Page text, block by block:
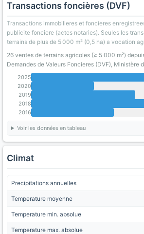
Transactions foncières (DVF)
Transactions immobilieres et foncieres
publicite fonciere (actes notaries). Seules les
terrains de plus de 5 000 m² (0,5 ha) a vocation
26 ventes de terrains agricoles (≥ 5 000 m²)
Demandes de Valeurs Foncieres (DVF), Ministère
2025
2020
2019
2018
2016
Voir les données en tableau
Climat
Precipitations annuelles
Temperature moyenne
Temperature min. absolue
Temperature max. absolue